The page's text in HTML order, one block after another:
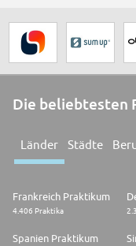
Die beliebtesten
Länder Städte
Frankreich Praktikum
4.406 Praktika
Spanien Praktikum